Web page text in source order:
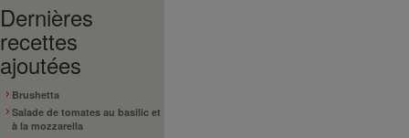
Dernières
recettes
ajoutées
Brushetta
Salade de tomates au basilic et
à la mozzarella